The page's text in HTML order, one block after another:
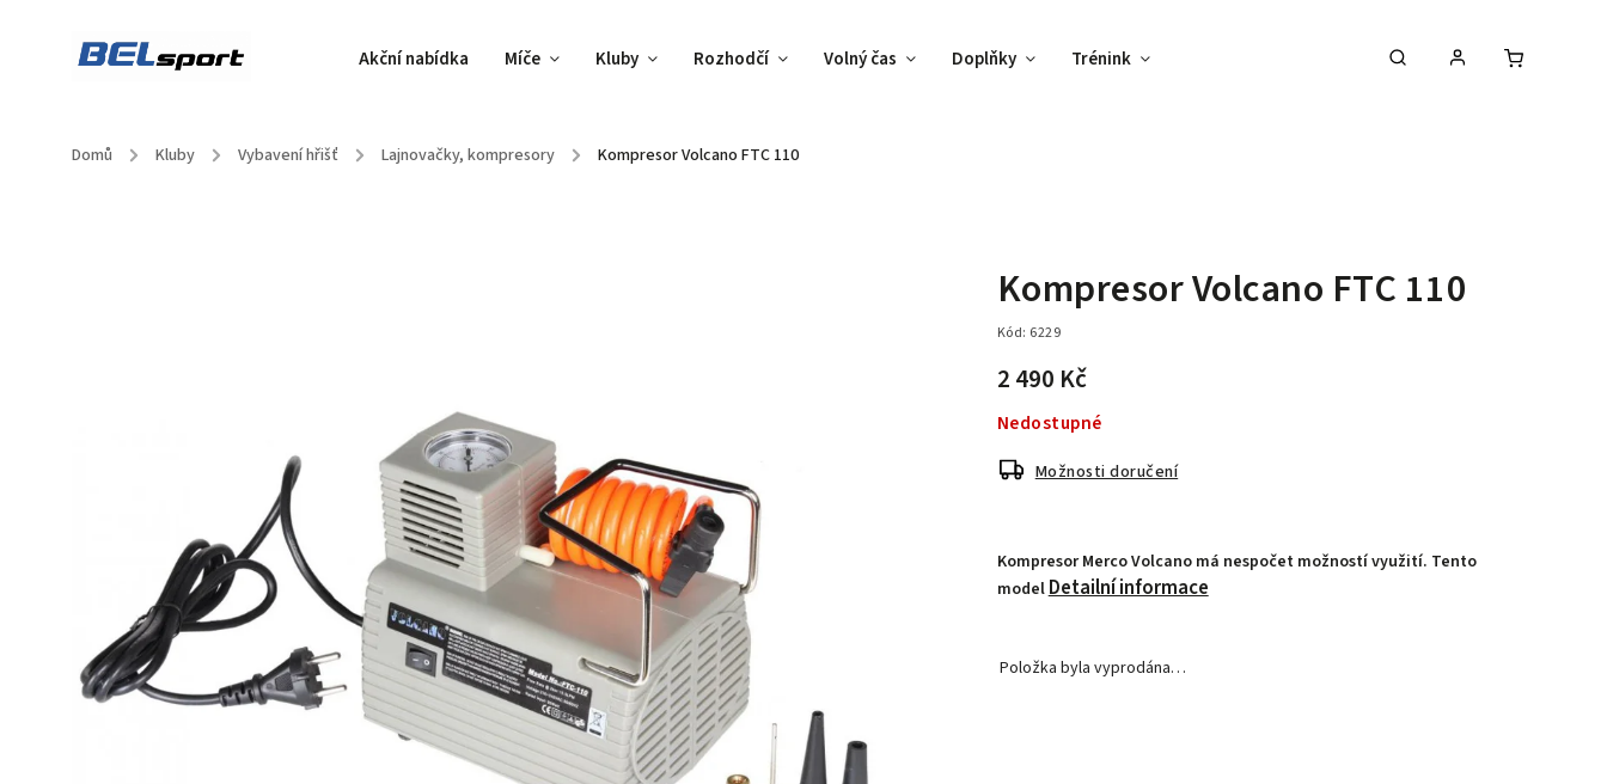
Akční nabídka Míče Kluby Rozhodčí Volný čas Doplňky Trénink Vybav svůj tým !
Domů / Kluby / Vybavení hřišť / Lajnovačky, kompresory / Kompresor Volcano FTC 110
Kompresor Volcano FTC 110
Kód: 6229
2 490 Kč
Nedostupné
Možnosti doručení
Kompresor Merco Volcano má nespočet možností využití. Tento
modelDetailní informace
Položka byla vyprodána…